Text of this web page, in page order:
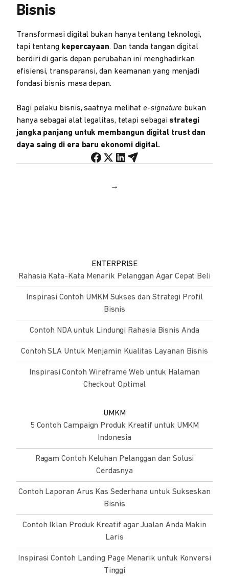
Bisnis
Transformasi digital bukan hanya tentang teknologi,
tapi tentang kepercayaan. Dan tanda tangan digital
berdiri di garis depan perubahan ini menghadirkan
efisiensi, transparansi, dan keamanan yang menjadi
fondasi bisnis masa depan.
Bagi pelaku bisnis, saatnya melihate-signature bukan
hanya sebagai alat legalitas, tetapi sebagai strategi
jangka panjang untuk membangun digital trust dan
daya saing di era baru ekonomi digital.
→
ENTERPRISE
Rahasia Kata-Kata Menarik Pelanggan Agar Cepat Beli
Inspirasi Contoh UMKM Sukses dan Strategi Profil
Bisnis
Contoh NDA untuk Lindungi Rahasia Bisnis Anda
Contoh SLA Untuk Menjamin Kualitas Layanan Bisnis
Inspirasi Contoh Wireframe Web untuk Halaman
Checkout Optimal
UMKM
5 Contoh Campaign Produk Kreatif untuk UMKM
Indonesia
Ragam Contoh Keluhan Pelanggan dan Solusi
Cerdasnya
Contoh Laporan Arus Kas Sederhana untuk Sukseskan
Bisnis
Contoh Iklan Produk Kreatif agar Jualan Anda Makin
Laris
Inspirasi Contoh Landing Page Menarik untuk Konversi
Tinggi